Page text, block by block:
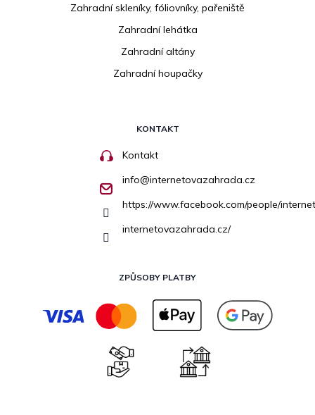
Zahradní skleníky, fóliovníky, pařeniště
Zahradní lehátka
Zahradní altány
Zahradní houpačky
KONTAKT
Kontakt
info@internetovazahrada.cz
https://www.facebook.com/people/
internetovazahrada.cz/
ZPŮSOBY PLATBY